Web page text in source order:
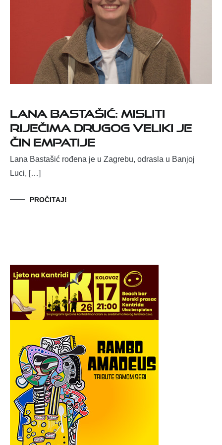
Lana Bastašić: Misliti
riječima drugog veliki je
čin empatije
Lana Bastašić rođena je u Zagrebu, odrasla u Banjoj
Luci, […]
PROČITAJ!